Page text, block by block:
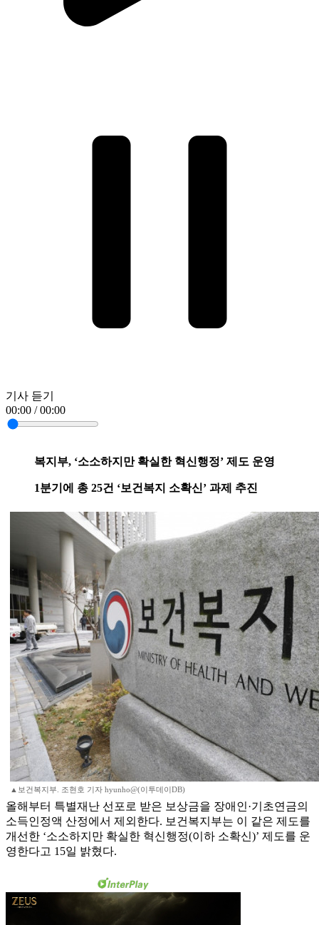
기사 듣기
00:00 / 00:00
복지부, ‘소소하지만 확실한 혁신행정’ 제도 운영
1분기에 총 25건 ‘보건복지 소확신’ 과제 추진
▲보건복지부. 조현호 기자 hyunho@(이투데이DB)
올해부터 특별재난 선포로 받은 보상금을 장애인·기초연금의
소득인정액 산정에서 제외한다. 보건복지부는 이 같은 제도를
개선한 ‘소소하지만 확실한 혁신행정(이하 소확신)’ 제도를 운
영한다고 15일 밝혔다.